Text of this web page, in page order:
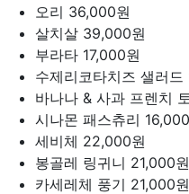
오리 36,000원
살치살 39,000원
부라타 17,000원
수제리코타치즈 샐러드
바나나 & 사과 프렌치
시나몬 패스츄리
세비체 22,000원
봉골레 링귀니 21,000원
카세레체 풍기 21,000원